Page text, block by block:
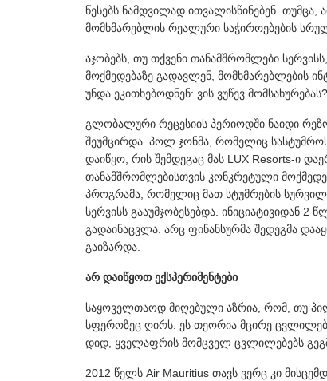
წესებს ნამდვილად ითვალისწინებენ.
მომხმარებლის რეალური საჭიროებების
აჯობებს, თუ თქვენი თანამშრომლები
მოქმედებაზე გადავლენ, მომხმარებლების
უნდა ეკითხებოდნენ: ვის ვუწევ
გლობალური რეცესიის პერიოდში ნაიდი
შეუმცირდა. პოლ ჯონმა, რომელიც
დაიწყო, რის შემდეგაც მას LUX Resorts-ი
თანამშრომლებისთვის კონკრეტული
პროგრამა, რომელიც მათ სტუმრების
სერვისს გააუმჯობესებდა. ინიციატივიდან
გადაინაცვლა. არც ფინანსურმა შედეგმა
გაიზარდა.
არ დაიწყოთ ექსპერიმენტები
საყოველთაოდ მიღებული აზრია, რომ, თუ
სფეროზეც ღირს. ეს თეორია მცირე
დიდ, ყველაფრის მომცველ ცვლილებებს
2012 წელს Air Mauritius თავს ვერც კი